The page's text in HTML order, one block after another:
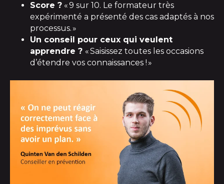
Score ? «9 sur 10. Le formateur très
expérimenté a présenté des cas adaptés à nos
processus. »
Un conseil pour ceux qui veulent
apprendre ? «Saisissez toutes les occasions
d’étendre vos connaissances ! »